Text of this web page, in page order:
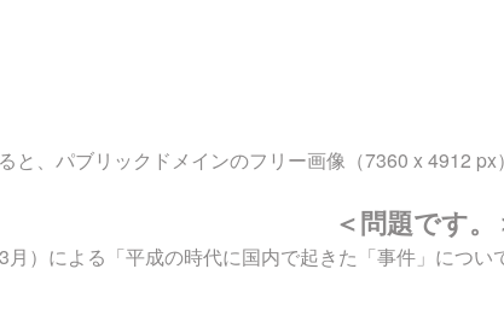
と、パブリックドメインのフリー画像（7360 x 4912 px
＜問題です。
）による「平成の時代に国内で起きた「事件」につ